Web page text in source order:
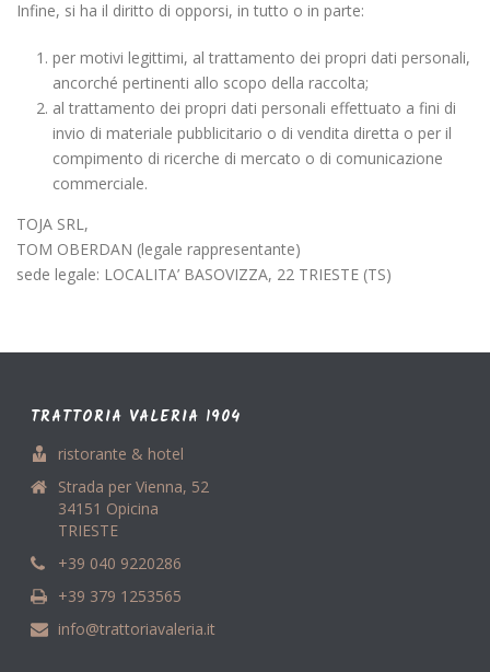
Infine, si ha il diritto di opporsi, in tutto o in parte:
per motivi legittimi, al trattamento dei propri dati personali,
ancorché pertinenti allo scopo della raccolta;
al trattamento dei propri dati personali effettuato a fini di
invio di materiale pubblicitario o di vendita diretta o per il
compimento di ricerche di mercato o di comunicazione
commerciale.
TOJA SRL,
TOM OBERDAN (legale rappresentante)
sede legale: LOCALITA’ BASOVIZZA, 22 TRIESTE (TS)
TRATTORIA VALERIA 1904
ristorante & hotel
Strada per Vienna, 52
34151 Opicina
TRIESTE
+39 040 9220286
+39 379 1253565
info@trattoriavaleria.it